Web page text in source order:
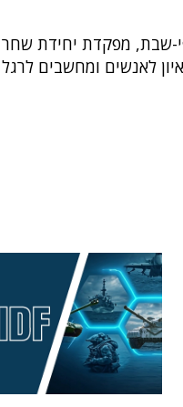
שבת, מפקדת יחידת שחר
לאנשים ומחשבים לרגל